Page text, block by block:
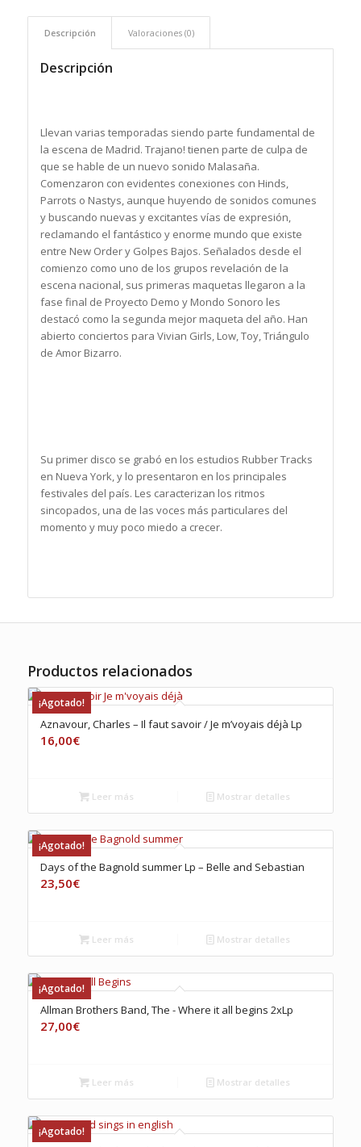
Descripción Valoraciones (0)
Descripción
Llevan varias temporadas siendo parte fundamental de
la escena de Madrid. Trajano! tienen parte de culpa de
que se hable de un nuevo sonido Malasaña.
Comenzaron con evidentes conexiones con Hinds,
Parrots o Nastys, aunque huyendo de sonidos comunes
y buscando nuevas y excitantes vías de expresión,
reclamando el fantástico y enorme mundo que existe
entre New Order y Golpes Bajos. Señalados desde el
comienzo como uno de los grupos revelación de la
escena nacional, sus primeras maquetas llegaron a la
fase final de Proyecto Demo y Mondo Sonoro les
destacó como la segunda mejor maqueta del año. Han
abierto conciertos para Vivian Girls, Low, Toy, Triángulo
de Amor Bizarro.
Su primer disco se grabó en los estudios Rubber Tracks
en Nueva York, y lo presentaron en los principales
festivales del país. Les caracterizan los ritmos
sincopados, una de las voces más particulares del
momento y muy poco miedo a crecer.
Productos relacionados
¡Agotado!
Aznavour, Charles – Il faut savoir / Je m’voyais déjà Lp
16,00€
Leer más Mostrar detalles
¡Agotado!
Days of the Bagnold summer Lp – Belle and Sebastian
23,50€
Leer más Mostrar detalles
¡Agotado!
Allman Brothers Band, The ‎- Where it all begins 2xLp
27,00€
Leer más Mostrar detalles
¡Agotado!